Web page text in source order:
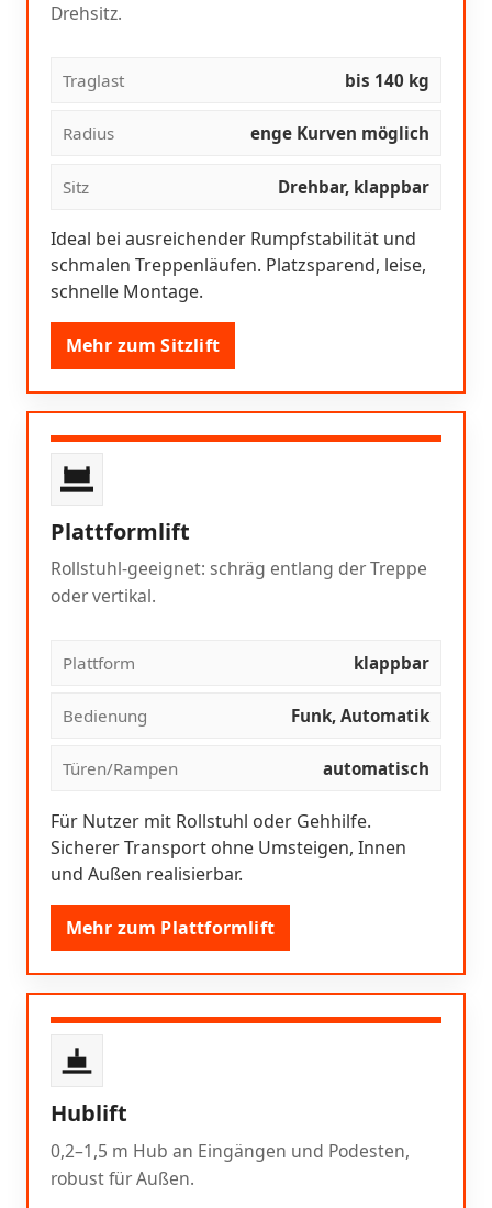
Drehsitz.
Traglast bis 140 kg
Radius enge Kurven möglich
Sitz Drehbar, klappbar
Ideal bei ausreichender Rumpfstabilität und
schmalen Treppenläufen. Platzsparend, leise,
schnelle Montage.
Mehr zum Sitzlift
Plattformlift
Rollstuhl-geeignet: schräg entlang der Treppe
oder vertikal.
Plattform klappbar
Bedienung Funk, Automatik
Türen/Rampen automatisch
Für Nutzer mit Rollstuhl oder Gehhilfe.
Sicherer Transport ohne Umsteigen, Innen
und Außen realisierbar.
Mehr zum Plattformlift
Hublift
0,2–1,5 m Hub an Eingängen und Podesten,
robust für Außen.